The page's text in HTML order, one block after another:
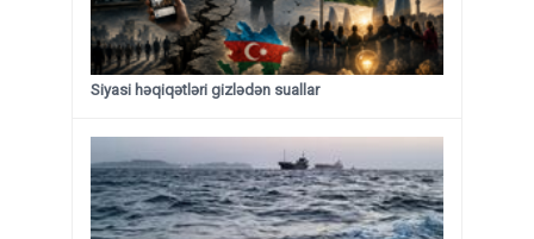
Siyasi həqiqətləri gizlədən suallar